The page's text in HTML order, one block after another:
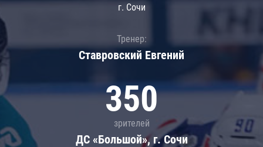
г. Сочи
Тренер:
Ставровский Евгений
350
зрителей
ДС «Большой», г. Сочи